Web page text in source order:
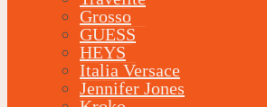
Grosso
GUESS
HEYS
Italia Versace
Jennifer Jones